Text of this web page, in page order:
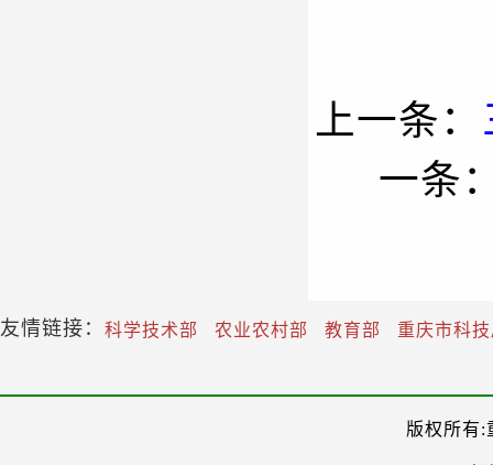
上一条：
一条
友情链接： 科学技术部 农业农村部 教育部 重庆市科
版权所有: